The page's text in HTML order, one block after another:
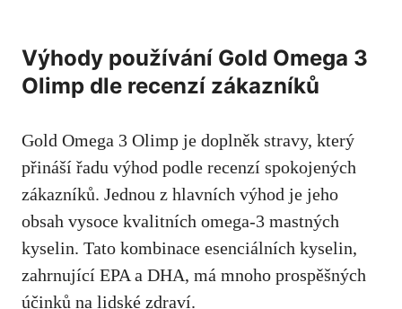
Výhody používání Gold Omega 3
Olimp dle recenzí zákazníků
Gold Omega 3 Olimp je doplněk stravy, který
přináší řadu výhod podle recenzí spokojených
zákazníků. Jednou z hlavních výhod je jeho
obsah vysoce kvalitních omega-3 mastných
kyselin. Tato kombinace esenciálních kyselin,
zahrnující EPA a DHA, má mnoho prospěšných
účinků na lidské zdraví.